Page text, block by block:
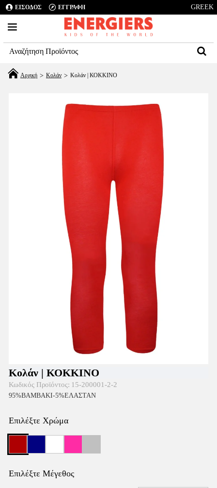
ΕΙΣΟΔΟΣ ΕΓΓΡΑΦΗ GREEK
Κολάν Κολάν | ΚΟΚΚΙΝΟ
Κολάν | ΚΟΚΚΙΝΟ
Κωδικός Προϊόντος: 15-200001-2-2
95%ΒΑΜΒΑΚΙ-5%ΕΛΑΣΤΑΝ
Επιλέξτε Χρώμα
Επιλέξτε Μέγεθος